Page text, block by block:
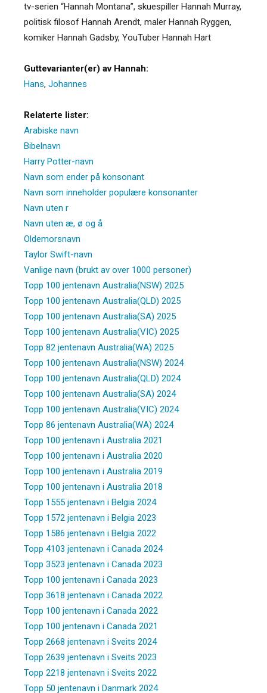
tv-serien “Hannah Montana”, skuespiller Hannah Murray,
politisk filosof Hannah Arendt, maler Hannah Ryggen,
komiker Hannah Gadsby, YouTuber Hannah Hart
Guttevarianter(er) av Hannah:
Hans, Johannes
Relaterte lister:
Arabiske navn
Bibelnavn
Harry Potter-navn
Navn som ender på konsonant
Navn som inneholder populære konsonanter
Navn uten r
Navn uten æ, ø og å
Oldemorsnavn
Taylor Swift-navn
Vanlige navn (brukt av over 1000 personer)
Topp 100 jentenavn Australia(NSW) 2025
Topp 100 jentenavn Australia(QLD) 2025
Topp 100 jentenavn Australia(SA) 2025
Topp 100 jentenavn Australia(VIC) 2025
Topp 82 jentenavn Australia(WA) 2025
Topp 100 jentenavn Australia(NSW) 2024
Topp 100 jentenavn Australia(QLD) 2024
Topp 100 jentenavn Australia(SA) 2024
Topp 100 jentenavn Australia(VIC) 2024
Topp 86 jentenavn Australia(WA) 2024
Topp 100 jentenavn i Australia 2021
Topp 100 jentenavn i Australia 2020
Topp 100 jentenavn i Australia 2019
Topp 100 jentenavn i Australia 2018
Topp 1555 jentenavn i Belgia 2024
Topp 1572 jentenavn i Belgia 2023
Topp 1586 jentenavn i Belgia 2022
Topp 4103 jentenavn i Canada 2024
Topp 3523 jentenavn i Canada 2023
Topp 100 jentenavn i Canada 2023
Topp 3618 jentenavn i Canada 2022
Topp 100 jentenavn i Canada 2022
Topp 100 jentenavn i Canada 2021
Topp 2668 jentenavn i Sveits 2024
Topp 2639 jentenavn i Sveits 2023
Topp 2218 jentenavn i Sveits 2022
Topp 50 jentenavn i Danmark 2024